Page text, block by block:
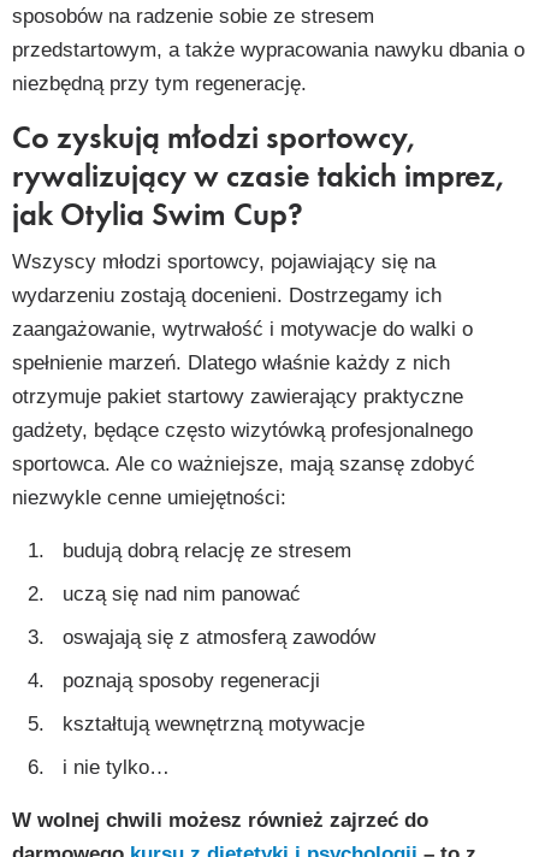
sposobów na radzenie sobie ze stresem
przedstartowym, a także wypracowania nawyku dbania o
niezbędną przy tym regenerację.
Co zyskują młodzi sportowcy,
rywalizujący w czasie takich imprez,
jak Otylia Swim Cup?
Wszyscy młodzi sportowcy, pojawiający się na
wydarzeniu zostają docenieni. Dostrzegamy ich
zaangażowanie, wytrwałość i motywacje do walki o
spełnienie marzeń. Dlatego właśnie każdy z nich
otrzymuje pakiet startowy zawierający praktyczne
gadżety, będące często wizytówką profesjonalnego
sportowca. Ale co ważniejsze, mają szansę zdobyć
niezwykle cenne umiejętności:
budują dobrą relację ze stresem
uczą się nad nim panować
oswajają się z atmosferą zawodów
poznają sposoby regeneracji
kształtują wewnętrzną motywacje
i nie tylko…
W wolnej chwili możesz również zajrzeć do